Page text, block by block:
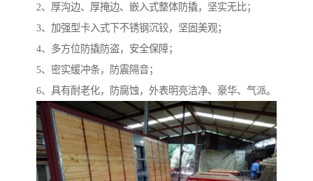
2、厚沟边、厚掩边、嵌入式整体防撬，坚实无比；
3、加强型卡入式下不锈钢沉铰，坚固美观；
4、多方位防撬防盗，安全保障；
5、密实缓冲条，防震隔音；
6、具有耐老化，防腐蚀，外表明亮洁净、豪华、气派。